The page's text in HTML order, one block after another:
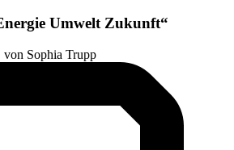
Umwelt Zukunft“
von Sophia Trupp